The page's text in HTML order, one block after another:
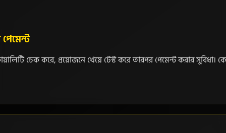
চেক করে, প্রয়োজনে খেয়ে টেস্ট করে তারপর পেমেন্ট করার সুবিধা।